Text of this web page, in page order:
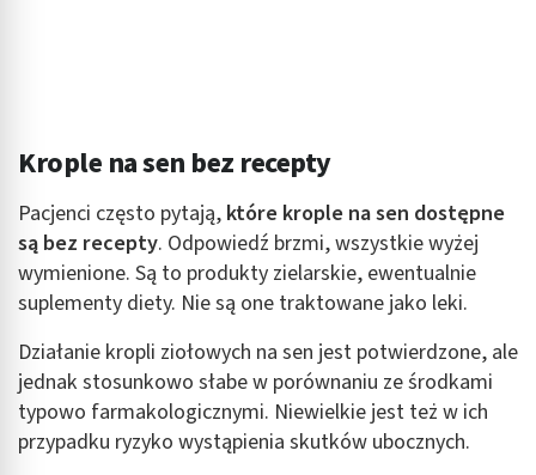
Krople na sen bez recepty
Pacjenci często pytają, które krople na sen dostępne
są bez recepty. Odpowiedź brzmi, wszystkie wyżej
wymienione. Są to produkty zielarskie, ewentualnie
suplementy diety. Nie są one traktowane jako leki.
Działanie kropli ziołowych na sen jest potwierdzone, ale
jednak stosunkowo słabe w porównaniu ze środkami
typowo farmakologicznymi. Niewielkie jest też w ich
przypadku ryzyko wystąpienia skutków ubocznych.